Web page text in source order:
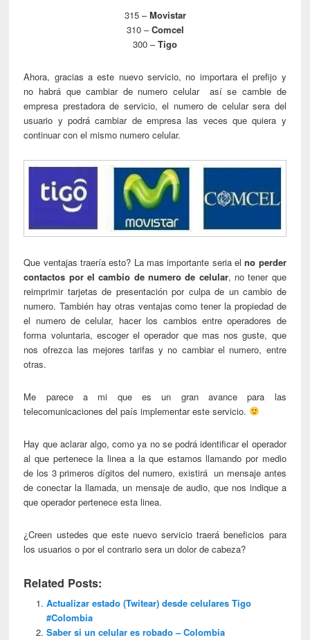
315 –Movistar
310 –Comcel
300 –Tigo
Ahora, gracias a este nuevo servicio, no importara el prefijo y
no habrá que cambiar de numero celular así se cambie de
empresa prestadora de servicio, el numero de celular sera del
usuario y podrá cambiar de empresa las veces que quiera y
continuar con el mismo numero celular.
Que ventajas traería esto? La mas importante seria elno perder
contactos por el cambio de numero de celular, no tener que
reimprimir tarjetas de presentación por culpa de un cambio de
numero. También hay otras ventajas como tener la propiedad de
el numero de celular, hacer los cambios entre operadores de
forma voluntaria, escoger el operador que mas nos guste, que
nos ofrezca las mejores tarifas y no cambiar el numero, entre
otras.
Me parece a mi que es un gran avance para las
telecomunicaciones del país implementar este servicio.
Hay que aclarar algo, como ya no se podrá identificar el operador
al que pertenece la linea a la que estamos llamando por medio
de los 3 primeros dígitos del numero, existirá un mensaje antes
de conectar la llamada, un mensaje de audio, que nos indique a
que operador pertenece esta linea.
¿Creen ustedes que este nuevo servicio traerá beneficios para
los usuarios o por el contrario sera un dolor de cabeza?
Related Posts:
Actualizar estado (Twitear) desde celulares Tigo
#Colombia
Saber si un celular es robado – Colombia